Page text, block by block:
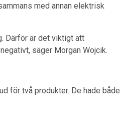
med annan elektrisk
Därför är det viktigt att
säger Morgan Wojcik.
för två produkter. De hade både